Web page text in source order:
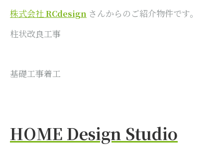
株式会社RCdesign さんからのご紹介物件です。
柱状改良工事
基礎工事着工
HOME Design Studio